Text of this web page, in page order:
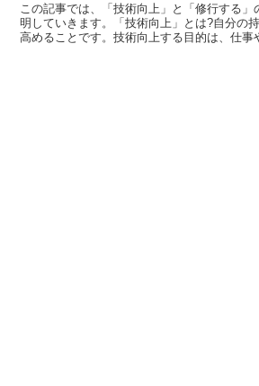
この記事では、「技術向上」と「修行する」
明していきます。「技術向上」とは?自分の
高めることです。技術向上する目的は、仕事